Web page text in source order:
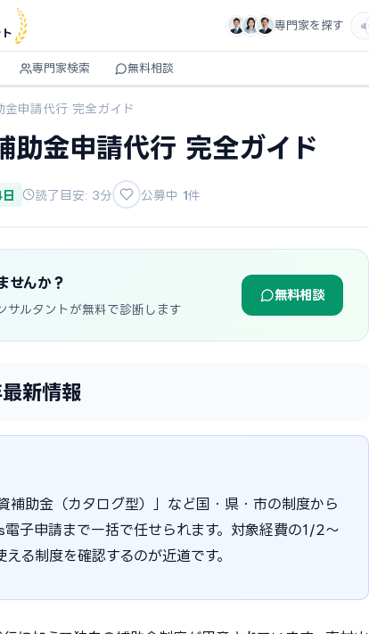
専門家を探す
専門家検索 無料相談
金申請代行 完全ガイド
助金申請代行 完全ガイド
読了目安: 3分 公募中 1件
せんか？
サルタントが無料で診断します
無料相談
新情報
補助金（カタログ型）」など国・県・市の制度から
子申請まで一括で任せられます。対象経費の1/2〜
る制度を確認するのが近道です。